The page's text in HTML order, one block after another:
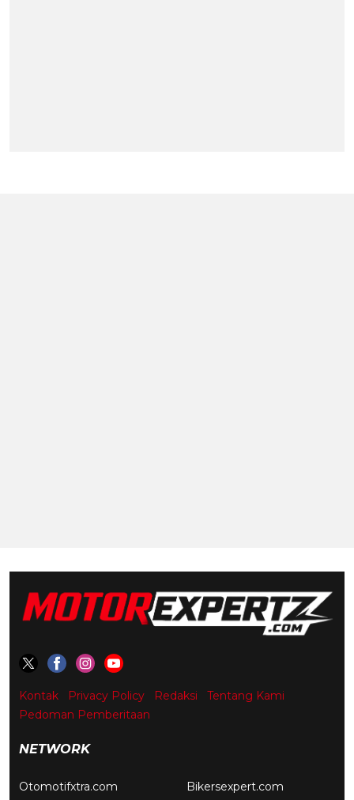
Kontak Privacy Policy Redaksi
Tentang Kami
Pedoman Pemberitaan
NETWORK
Otomotifxtra.com Bikersexpert.com